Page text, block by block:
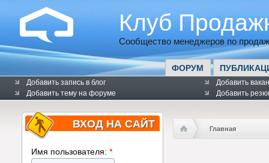
Клуб
Сообщество менеджеров по
ФОРУМ
Добавить запись в блог
Добавить тему на форуме
Добавить
Добавить
ВХОД НА САЙТ
Имя пользователя: *
Главная